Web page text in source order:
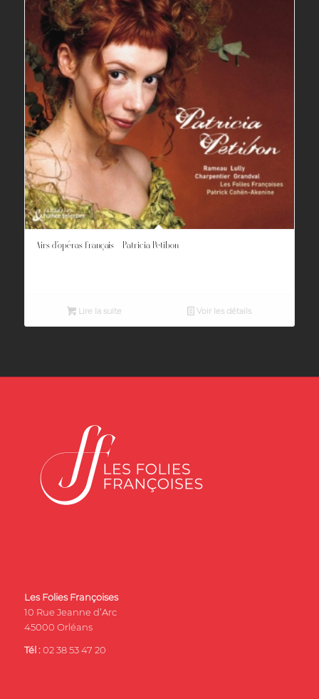
Airs d’opéras français – Patricia Petibon
Lire la suite Voir les détails
Les Folies Françoises
10 Rue Jeanne d’Arc
45000 Orléans
Tél : 02 38 53 47 20